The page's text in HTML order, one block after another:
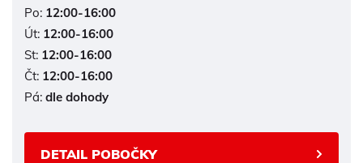
Po: 12:00-16:00
Út: 12:00-16:00
St: 12:00-16:00
Čt: 12:00-16:00
Pá: dle dohody
DETAIL POBOČKY